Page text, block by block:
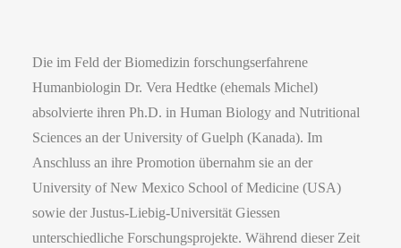
Die im Feld der Biomedizin forschungserfahrene
Humanbiologin Dr. Vera Hedtke (ehemals Michel)
absolvierte ihren Ph.D. in Human Biology and Nutritional
Sciences an der University of Guelph (Kanada). Im
Anschluss an ihre Promotion übernahm sie an der
University of New Mexico School of Medicine (USA)
sowie der Justus-Liebig-Universität Giessen
unterschiedliche Forschungsprojekte. Während dieser Zeit